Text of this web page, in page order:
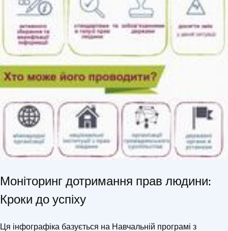
Моніторинг дотримання прав людини:
Кроки до успіху
Ця інфографіка базується на Навчальній програмі з